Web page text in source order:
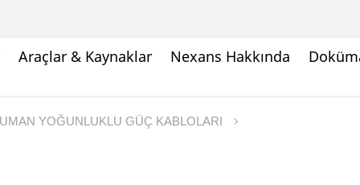
Araçlar & Kaynaklar Nexans Hakkında
YOĞUNLUKLU GÜÇ KABLOLARI